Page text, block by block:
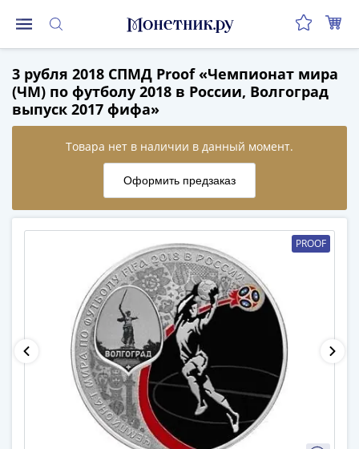
Монеты
Российской
Федерации
(1992-
1993)
Юбилейные
памятные
Биметаллические
3 рубля 2018 СПМД Proof «Чемпионат мира
(ЧМ) по футболу 2018 в России, Волгоград
выпуск 2017 фифа»
PROOF